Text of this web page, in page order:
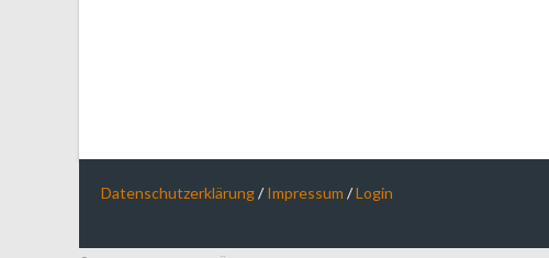
Datenschutzerklärung/Impressum /Login